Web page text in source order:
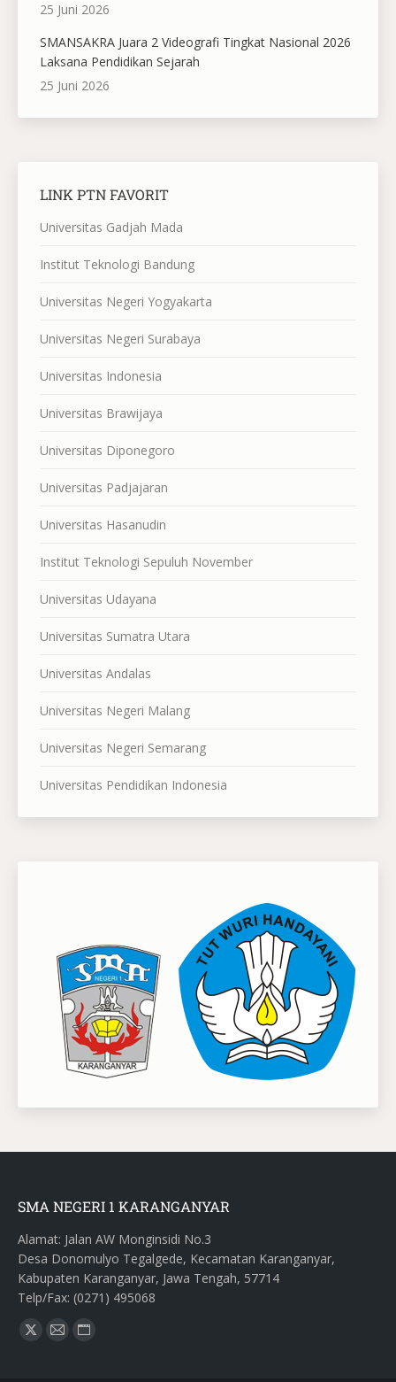
25 Juni 2026
SMANSAKRA Juara 2 Videografi Tingkat Nasional 2026
Laksana Pendidikan Sejarah
25 Juni 2026
LINK PTN FAVORIT
Universitas Gadjah Mada
Institut Teknologi Bandung
Universitas Negeri Yogyakarta
Universitas Negeri Surabaya
Universitas Indonesia
Universitas Brawijaya
Universitas Diponegoro
Universitas Padjajaran
Universitas Hasanudin
Institut Teknologi Sepuluh November
Universitas Udayana
Universitas Sumatra Utara
Universitas Andalas
Universitas Negeri Malang
Universitas Negeri Semarang
Universitas Pendidikan Indonesia
SMA NEGERI 1 KARANGANYAR
Alamat: Jalan AW Monginsidi No.3
Desa Donomulyo Tegalgede, Kecamatan Karanganyar,
Kabupaten Karanganyar, Jawa Tengah, 57714
Telp/Fax: (0271) 495068
Find us on: